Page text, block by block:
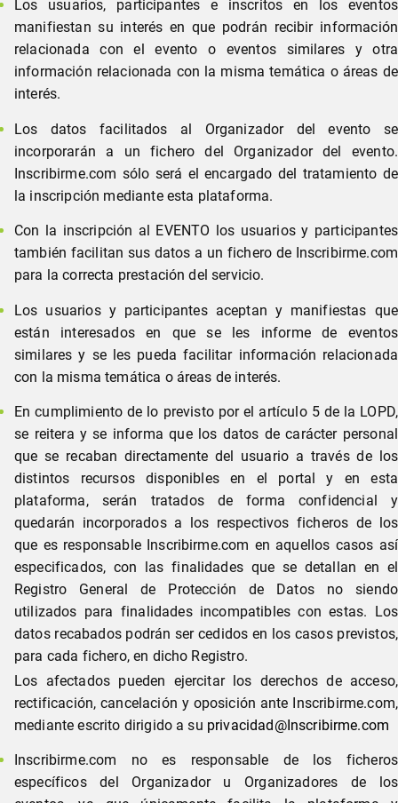
Los usuarios, participantes e inscritos en los eventos
manifiestan su interés en que podrán recibir información
relacionada con el evento o eventos similares y otra
información relacionada con la misma temática o áreas de
interés.
Los datos facilitados al Organizador del evento se
incorporarán a un fichero del Organizador del evento.
Inscribirme.com sólo será el encargado del tratamiento de
la inscripción mediante esta plataforma.
Con la inscripción al EVENTO los usuarios y participantes
también facilitan sus datos a un fichero de Inscribirme.com
para la correcta prestación del servicio.
Los usuarios y participantes aceptan y manifiestas que
están interesados en que se les informe de eventos
similares y se les pueda facilitar información relacionada
con la misma temática o áreas de interés.
En cumplimiento de lo previsto por el artículo 5 de la LOPD,
se reitera y se informa que los datos de carácter personal
que se recaban directamente del usuario a través de los
distintos recursos disponibles en el portal y en esta
plataforma, serán tratados de forma confidencial y
quedarán incorporados a los respectivos ficheros de los
que es responsable Inscribirme.com en aquellos casos así
especificados, con las finalidades que se detallan en el
Registro General de Protección de Datos no siendo
utilizados para finalidades incompatibles con estas. Los
datos recabados podrán ser cedidos en los casos previstos,
para cada fichero, en dicho Registro.
Los afectados pueden ejercitar los derechos de acceso,
rectificación, cancelación y oposición ante Inscribirme.com,
mediante escrito dirigido a su privacidad@Inscribirme.com
Inscribirme.com no es responsable de los ficheros
específicos del Organizador u Organizadores de los